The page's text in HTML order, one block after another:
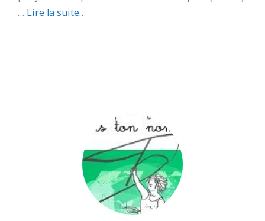
… Lire la suite…